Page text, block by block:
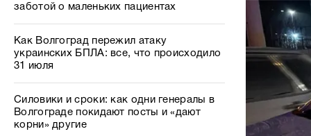
заботой о маленьких пациентах
Как Волгоград пережил атаку
украинских БПЛА: все, что происходило
31 июля
Силовики и сроки: как одни генералы в
Волгограде покидают посты и «дают
корни» другие